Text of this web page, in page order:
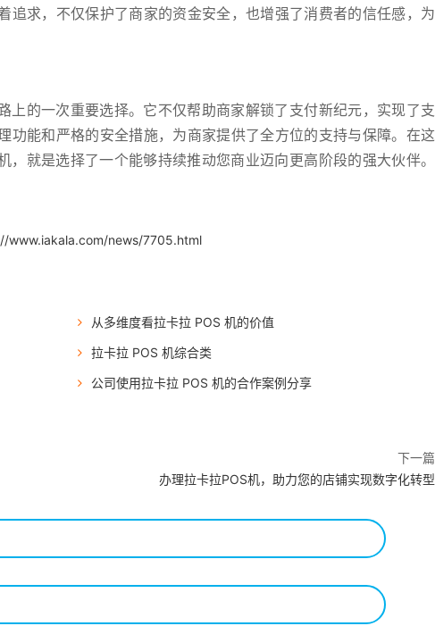
追求，不仅保护了商家的资金安全，也增强了消费者的信任感，为
上的一次重要选择。它不仅帮助商家解锁了支付新纪元，实现了支
功能和严格的安全措施，为商家提供了全方位的支持与保障。在这
就是选择了一个能够持续推动您商业迈向更高阶段的强大伙伴。
www.iakala.com/news/7705.html
从多维度看拉卡拉 POS 机的价值
拉卡拉 POS 机综合类
公司使用拉卡拉 POS 机的合作案例分享
下一篇
办理拉卡拉POS机，助力您的店铺实现数字化转型